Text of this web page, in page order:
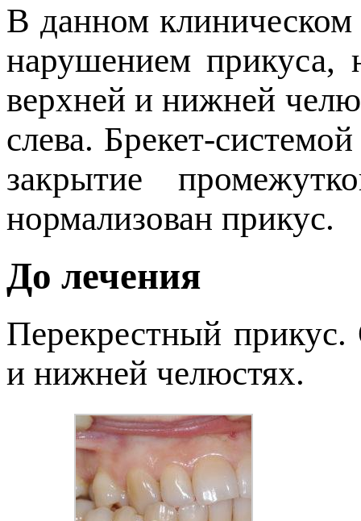
В данном клиническом
нарушением прикуса,
верхней и нижней
слева. Брекет-
закрытие
нормализован прикус.
До лечения
Перекрестный
и нижней челюстях.